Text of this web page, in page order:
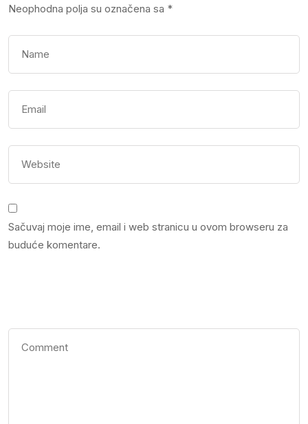
Neophodna polja su označena sa *
Sačuvaj moje ime, email i web stranicu u ovom browseru za
buduće komentare.